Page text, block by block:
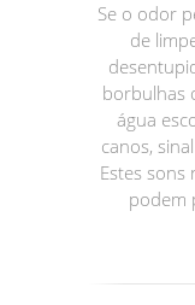
Se o odor
de
borbulhas
água
canos,
Estes sons
podem